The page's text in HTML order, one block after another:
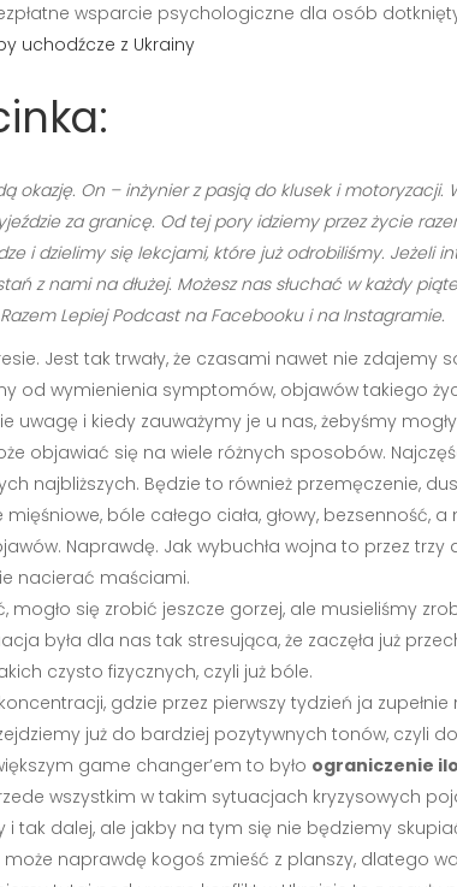
wsparcie psychologiczne dla osób
uchodźcze z Ukrainy
okazję. On – inżynier z pasją do klusek i
za granicę. Od tej pory idziemy przez życie
i dzielimy się lekcjami, które już odrobiliśmy. Jeżeli
z nami na dłużej. Możesz nas słuchać w każdy
Lepiej Podcast na Facebooku i na Instagramie.
Jest tak trwały, że czasami nawet nie
od wymienienia symptomów, objawów takiego
uwagę i kiedy zauważymy je u nas, żebyśmy
objawiać się na wiele różnych sposobów.
najbliższych. Będzie to również przemęczenie,
bóle całego ciała, głowy, bezsenność,
Naprawdę. Jak wybuchła wojna to przez
nacierać maściami.
mogło się zrobić jeszcze gorzej, ale musieliśmy
była dla nas tak stresująca, że zaczęła już
czysto fizycznych, czyli już bóle.
gdzie przez pierwszy tydzień ja
już do bardziej pozytywnych tonów, czyli
game changer’em to było ograniczenie
wszystkim w takim sytuacjach kryzysowych
i tak dalej, ale jakby na tym się nie będziemy
może naprawdę kogoś zmieść z planszy, dlatego